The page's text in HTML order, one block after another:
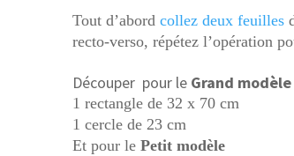
Tout d’abord collez deux feuilles
recto-verso, répétez l’opération
Découper pour le Grand modèle
1 rectangle de 32 x 70 cm
1 cercle de 23 cm
Et pour le Petit modèle